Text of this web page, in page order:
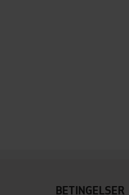
BETINGELSER